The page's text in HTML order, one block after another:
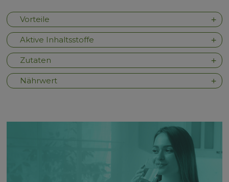
Vorteile
Aktive Inhaltsstoffe
Zutaten
Nährwert